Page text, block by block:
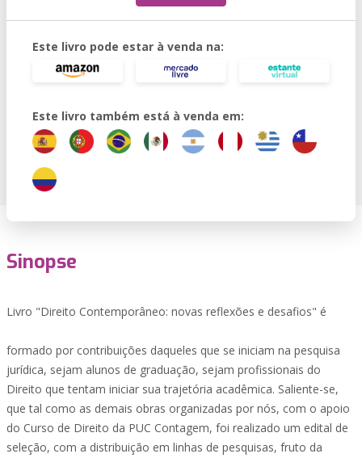
Este livro pode estar à venda na:
Este livro também está à venda em:
Sinopse
Livro "Direito Contemporâneo: novas reflexões e desafios" é
formado por contribuições daqueles que se iniciam na pesquisa
jurídica, sejam alunos de graduação, sejam profissionais do
Direito que tentam iniciar sua trajetória acadêmica. Saliente-se,
que tal como as demais obras organizadas por nós, com o apoio
do Curso de Direito da PUC Contagem, foi realizado um edital de
seleção, com a distribuição em linhas de pesquisas, fruto da